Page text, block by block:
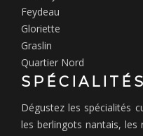
Feydeau
Gloriette
Graslin
Quartier Nord
Dégustez les spécialités
les berlingots nantais, les